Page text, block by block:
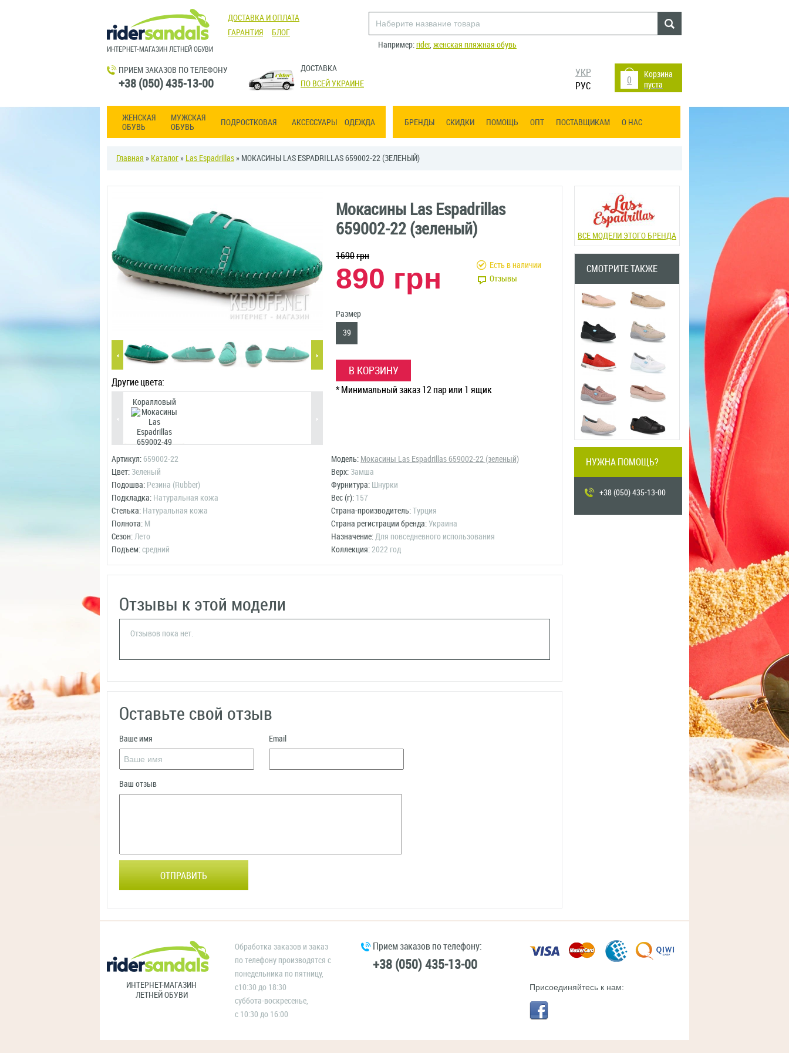
ИНТЕРНЕТ-МАГАЗИН ЛЕТНЕЙ ОБУВИ
ДОСТАВКА И ОПЛАТА
ГАРАНТИЯ
БЛОГ
Например:rider, женская пляжная обувь
ПРИЕМ ЗАКАЗОВ ПО ТЕЛЕФОНУ
+38 (050) 435-13-00
ДОСТАВКА
ПО ВСЕЙ УКРАИНЕ
0
Корзина
пуста
УКР
РУС
ЖЕНСКАЯ
ОБУВЬ
МУЖСКАЯ
ОБУВЬ
ПОДРОСТКОВАЯ АКСЕССУАРЫ ОДЕЖДА БРЕНДЫ СКИДКИ ПОМОЩЬ ОПТ ПОСТАВЩИКАМ О НАС
Главная » Каталог» Las Espadrillas» МОКАСИНЫ LAS ESPADRILLAS 659002-22 (ЗЕЛЕНЫЙ)
PREVIOUS
Другие цвета:
PREVIOUS
Коралловый
Мокасины Las Espadrillas
659002-22 (зеленый)
1690грн
890 грн
Есть в наличии
Отзывы
Размер
39
В КОРЗИНУ
* Минимальный заказ 12 пар или 1 ящик
Артикул: 659002-22 Модель: Мокасины Las Espadrillas 659002-22 (зеленый)
Цвет: Зеленый Верх: Замша
Подошва: Резина (Rubber) Фурнитура: Шнурки
Подкладка: Натуральная кожа Вес (г): 157
Стелька: Натуральная кожа Страна-производитель:Турция
Полнота: M Страна регистрации бренда:Украина
Сезон:Лето Назначение:Для повседневного использования
Подъем:средний Коллекция:2022 год
Отзывы к этой модели
Отзывов пока нет.
Оставьте свой отзыв
Ваше имя Email
Ваш отзыв
ОТПРАВИТЬ
ВСЕ МОДЕЛИ ЭТОГО БРЕНДА
СМОТРИТЕ ТАКЖЕ
НУЖНА ПОМОЩЬ?
+38 (050) 435-13-00
ИНТЕРНЕТ-МАГАЗИН
ЛЕТНЕЙ ОБУВИ
Обработка заказов и заказ
по телефону производятся с
понедельника по пятницу,
с10:30 до 18:30
суббота-воскресенье,
с 10:30 до 16:00
Прием заказов по телефону:
+38 (050) 435-13-00
Присоединяйтесь к нам: